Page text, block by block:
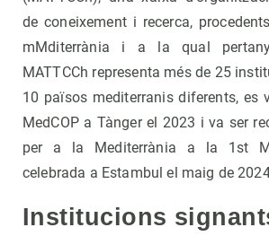
de coneixement i recerca,
mMditerrània i a la qual
MATTCCh representa més de 25
10 països mediterranis diferents, es
MedCOP a Tànger el 2023 i va ser
per a la Mediterrània a la 1st
celebrada a Estambul el maig de
Institucions